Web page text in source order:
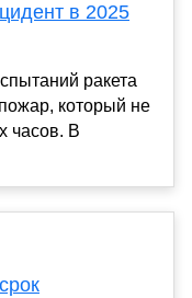
в 2025
ракета
который не
часов. В